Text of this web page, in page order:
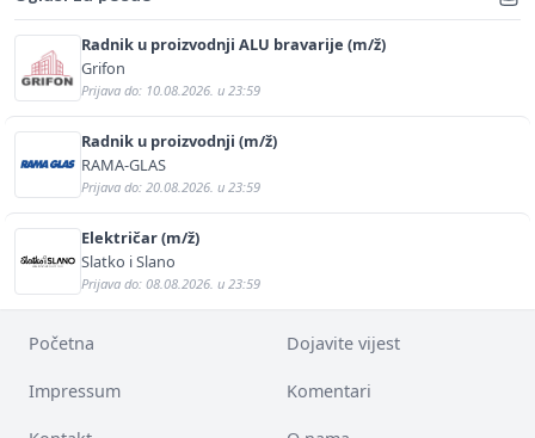
Radnik u proizvodnji ALU bravarije (m/ž)
Grifon
Prijava do: 10.08.2026. u 23:59
Radnik u proizvodnji (m/ž)
RAMA-GLAS
Prijava do: 20.08.2026. u 23:59
Električar (m/ž)
Slatko i Slano
Prijava do: 08.08.2026. u 23:59
Početna Dojavite vijest
Impressum Komentari